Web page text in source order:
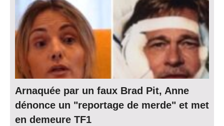
Arnaquée par un faux Brad Pit, Anne
dénonce un "reportage de merde" et met
en demeure TF1